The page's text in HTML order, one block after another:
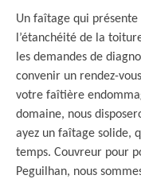
Un faîtage qui
l’étanchéité de la
les demandes de
convenir un rendez-
votre faîtière
domaine, nous
ayez un faîtage solide,
temps. Couvreur pour
Peguilhan, nous